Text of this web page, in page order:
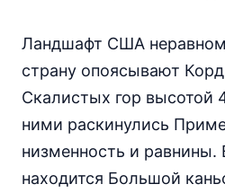
Ландшафт США
страну опоясывают
Скалистых гор
ними раскинулись
низменность и равнины.
находится Большой